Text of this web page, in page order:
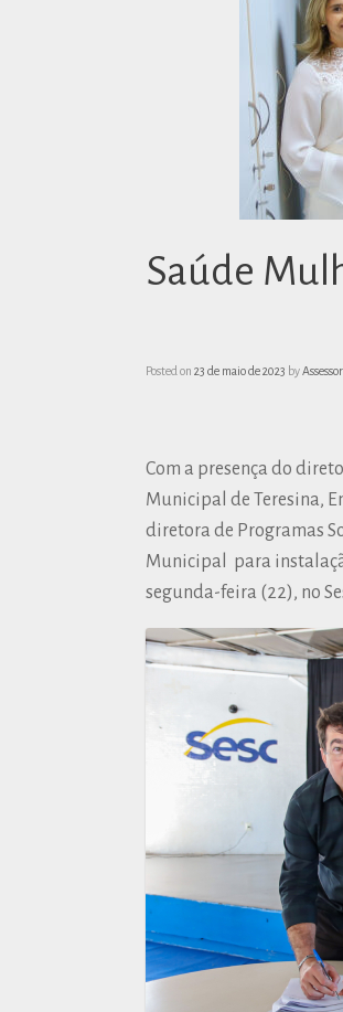
Saúde
Posted on 23 de maio de 2023 by
Com a presença do
Municipal de Teresina,
diretora de Programas
Municipal para
segunda-feira (22), no